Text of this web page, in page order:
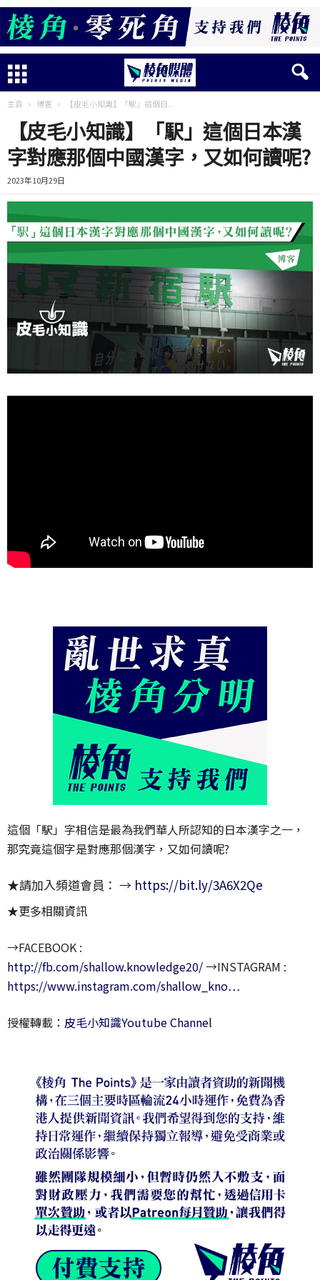
主頁 博客 【皮毛小知識】「駅」這個日...
【皮毛小知識】「駅」這個日本漢
字對應那個中國漢字，又如何讀呢?
2023年10月29日
這個「駅」字相信是最為我們華人所認知的日本漢字之一，
那究竟這個字是對應那個漢字，又如何讀呢?
★請加入頻道會員： → https://bit.ly/3A6X2Qe
★更多相關資訊
→FACEBOOK :
http://fb.com/shallow.knowledge20/→INSTAGRAM :
https://www.instagram.com/shallow_kno…
授權轉載： 皮毛小知識Youtube Channel